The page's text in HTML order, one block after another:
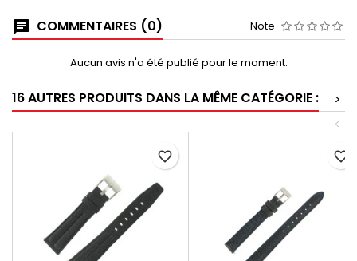
COMMENTAIRES (0) Note
Aucun avis n'a été publié pour le moment.
16 AUTRES PRODUITS DANS LA MÊME CATÉGORIE :
>
<
favorite_border favorite_border